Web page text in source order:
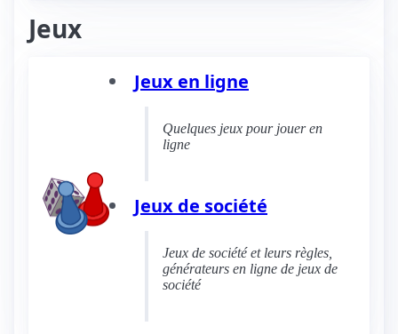
Jeux
Jeux en ligne
Quelques jeux pour jouer en
ligne
Jeux de société
Jeux de société et leurs règles,
générateurs en ligne de jeux de
société